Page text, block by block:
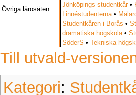
Övriga lärosäten
Jönköpings studentkår •
Linnéstudenterna•
Studentkåren i Borås •
dramatiska högskola•
SöderS •Tekniska
Till utvald-
Kategori: